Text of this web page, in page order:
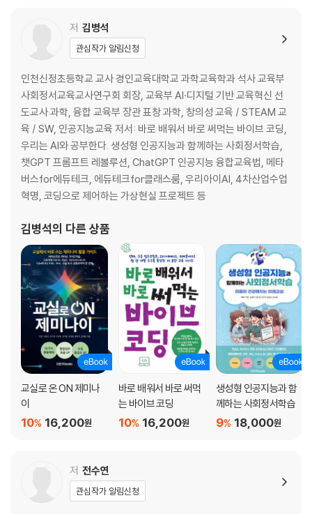
수노 AI 우리 가족 노래 만들기
미리캔버스, Remove.bg, 캔바 내 손으로 준비하는 가족행사
제2장 저학년부터
AI 펭톡 말하기가 쉬워지는 영어 학습 도우미
AR 동물관찰 내 손안의 동물원
똑똑! 수학탐험대 재미있게 배우는 수학
애니메이티드 드로잉스, 스크루블리 아이와 함께 만드는 움직이는 세계
망고툰 누구나 웹툰 작가!
code.org, 엔트리 차근차근 코딩 첫걸음
제3장 고학년부터
AR 빛 실험실 증강현실로 체험하는 빛 실험
구글 아트앤컬쳐 방구석에서 떠나는 미술관 여행
미리캔버스 쉽고 예쁘게 만드는 발표 자료
Vrew 문서 작성처럼 쉬운 영상 편집
자바실험실 시뮬레이션으로 이해하는 과학원리
알지오매스, EBS 매스 온라인 수학 학습도구
ChatGPT, 콴다, 빅카인즈 우리 아이 AI 튜터
ChatGPT, 프로세싱 AI로 만드는 게임과 디지털아트
저 김병석
관심작가 알림신청
인천신정초등학교 교사 경인교육대학교 과학교육학과 석사 교육부
사회정서교육교사연구회 회장, 교육부 AI·디지털 기반 교육혁신 선
도교사 과학, 융합 교육부 장관 표창 과학, 창의성 교육 / STEAM 교
육 / SW, 인공지능교육 저서: 바로 배워서 바로 써먹는 바이브 코딩,
우리는 AI와 공부한다. 생성형 인공지능과 함께하는 사회정서학습,
챗GPT 프롬프트 레볼루션, ChatGPT 인공지능 융합교육법, 메타
버스for에듀테크, 에듀테크for클래스룸, 우리아이AI, 4차산업수업
혁명, 코딩으로 제어하는 가상현실 프로젝트 등
김병석의 다른 상품
교실로 온 ON 제미나
이
16,200원
10%
바로 배워서 바로 써먹
는 바이브 코딩
16,200원
10%
생성형 인공지능과 함
께하는 사회정서학습
18,000원
9%
저 전수연
관심작가 알림신청